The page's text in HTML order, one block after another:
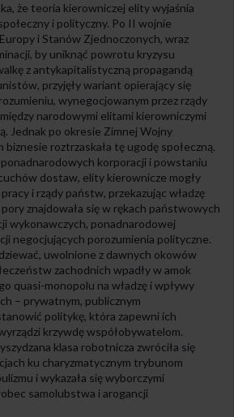
że teoria kierowniczej elity wyjaśnia
i polityczny. Po II wojnie
i Stanów Zjednoczonych, wraz
by uniknąć powrotu kryzysu
z antykapitalistyczną propagandą
przyjęły wariant opierający się
wynegocjowanym przez rządy
narodowymi elitami kierowniczymi
Jednak po okresie Zimnej Wojny
roztrzaskała tę ugodę społeczną.
korporacji i powstaniu
dostaw, elity kierownicze mogły
i rządy państw, przekazując władzę
znajdowała się w rękach państwowych
wykonawczych, ponadnarodowej
negocjujących porozumienia polityczne.
uwolnione z dawnych okowów
zachodnich wpadły w amok
quasi-monopolu na władzę i wpływy
– prywatnym, publicznym
politykę, która zapewni ich
krzywdę współobywatelom.
klasa robotnicza zwróciła się
ku charyzmatycznym trybunom
i wykazała się wyborczymi
samolubstwa i arogancji